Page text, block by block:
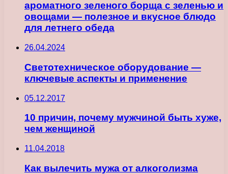
ароматного зеленого борща с зеленью и
овощами — полезное и вкусное блюдо
для летнего обеда
26.04.2024
Светотехническое оборудование —
ключевые аспекты и применение
05.12.2017
10 причин, почему мужчиной быть хуже,
чем женщиной
11.04.2018
Как вылечить мужа от алкоголизма